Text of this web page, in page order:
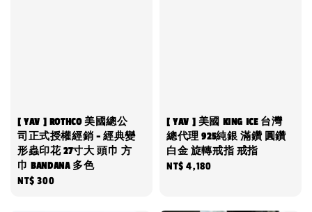
[ YAV ] ROTHCO 美國總公
司正式授權經銷 - 經典變
形蟲印花 27寸大 頭巾 方
巾 BANDANA 多色
Regular
NT$ 300
[ YAV ] 美國 KING ICE 台灣
總代理 925純銀 滿鑽 圓鑽
白金 旋轉戒指 戒指
Regular
NT$ 4,180